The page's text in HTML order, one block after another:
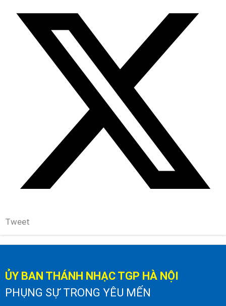
Tweet
ỦY BAN THÁNH NHẠC TGP HÀ NỘI
PHỤNG SỰ TRONG YÊU MẾN